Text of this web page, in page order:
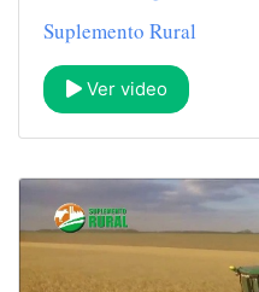
Suplemento Rural
Ver video